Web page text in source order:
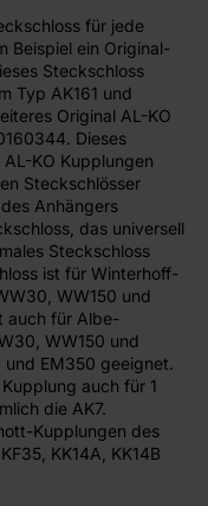
für jede
Beispiel ein Original-
Steckschloss
Typ AK161 und
Original AL-KO
Dieses
KO Kupplungen
Steckschlösser
Anhängers
das universell
Steckschloss
ist für Winterhoff-
WW150 und
auch für Albe-
WW150 und
und EM350 geeignet.
auch für 1
die AK7.
Kupplungen des
KK14A, KK14B